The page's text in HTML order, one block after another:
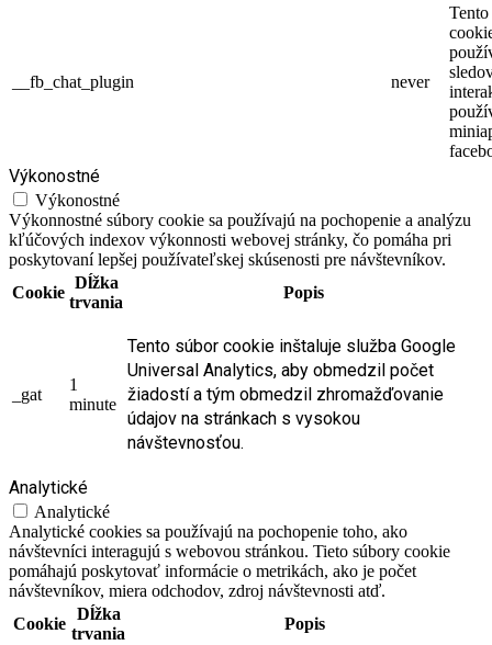
__fb_chat_plugin never
Výkonostné
Výkonostné
Výkonnostné súbory cookie sa používajú na pochopenie a analýzu
kľúčových indexov výkonnosti webovej stránky, čo pomáha pri
poskytovaní lepšej používateľskej skúsenosti pre návštevníkov.
Cookie
Dĺžka
trvania
Popis
_gat
1
minute
Tento súbor cookie inštaluje služba Google
Universal Analytics, aby obmedzil počet
žiadostí a tým obmedzil zhromažďovanie
údajov na stránkach s vysokou
návštevnosťou.
Analytické
Analytické
Analytické cookies sa používajú na pochopenie toho, ako
návštevníci interagujú s webovou stránkou. Tieto súbory cookie
pomáhajú poskytovať informácie o metrikách, ako je počet
návštevníkov, miera odchodov, zdroj návštevnosti atď.
Cookie
Dĺžka
trvania
Popis